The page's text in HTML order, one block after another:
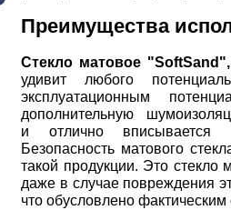
Преимущества
Стекло матовое "SoftSand"
удивит любого
эксплуатационным
дополнительную
и отлично вписывается
Безопасность матового
такой продукции. Это стекло
даже в случае повреждения
что обусловлено фактическим